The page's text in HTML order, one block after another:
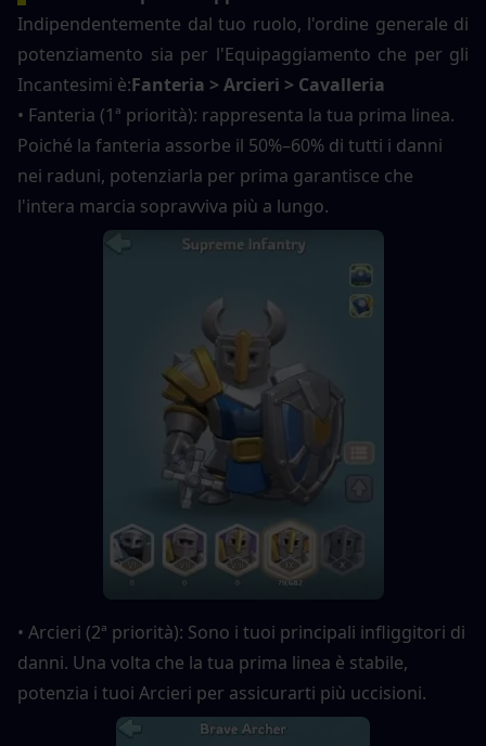
Indipendentemente dal tuo ruolo, l'ordine generale di
potenziamento sia per l'Equipaggiamento che per gli
Incantesimi è:Fanteria > Arcieri > Cavalleria
• Fanteria (1ª priorità): rappresenta la tua prima linea.
Poiché la fanteria assorbe il 50%–60% di tutti i danni
nei raduni, potenziarla per prima garantisce che
l'intera marcia sopravviva più a lungo.
• Arcieri (2ª priorità): Sono i tuoi principali infliggitori di
danni. Una volta che la tua prima linea è stabile,
potenzia i tuoi Arcieri per assicurarti più uccisioni.